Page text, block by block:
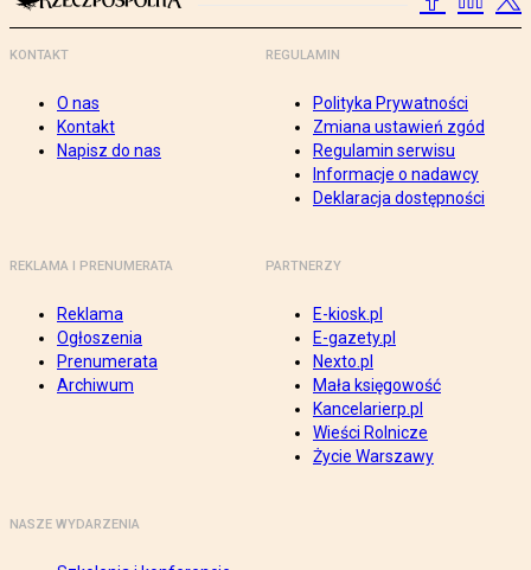
KONTAKT
O nas
Kontakt
Napisz do nas
REGULAMIN
Polityka Prywatności
Zmiana ustawień zgód
Regulamin serwisu
Informacje o nadawcy
Deklaracja dostępności
REKLAMA I PRENUMERATA
Reklama
Ogłoszenia
Prenumerata
Archiwum
PARTNERZY
E-kiosk.pl
E-gazety.pl
Nexto.pl
Mała księgowość
Kancelarierp.pl
Wieści Rolnicze
Życie Warszawy
NASZE WYDARZENIA